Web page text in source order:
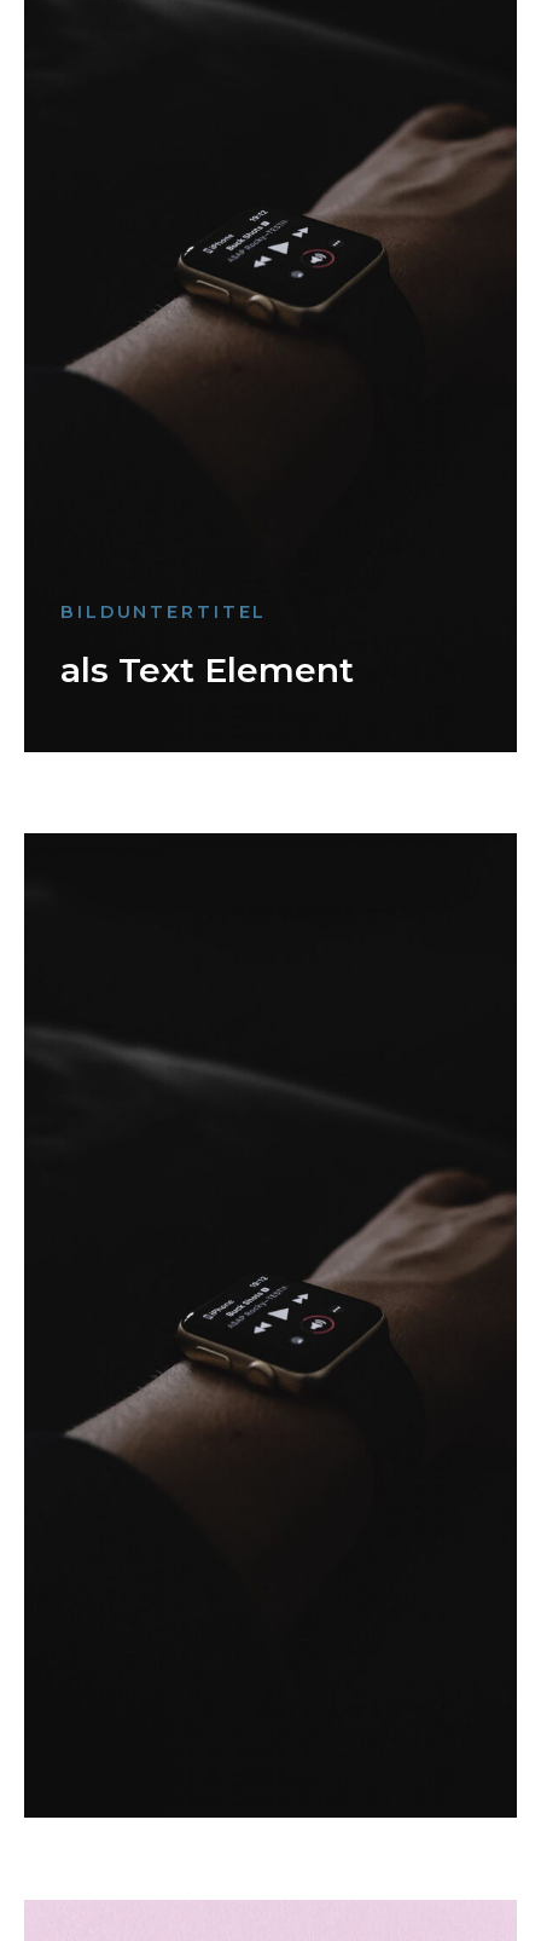
BILDUNTERTITEL
als Text Element